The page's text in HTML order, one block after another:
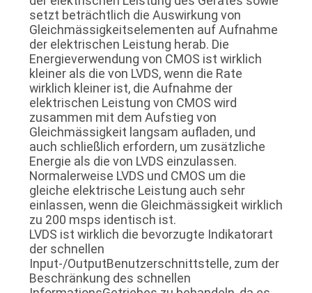
EIN
ANGEBOT
SITEMAP
DATENSCHUTZRICHTLINIE
setzt beträchtlich die Auswirkung von
Gleichmässigkeitselementen auf Aufnahme
der elektrischen Leistung herab. Die
Energieverwendung von CMOS ist wirklich
kleiner als die von LVDS, wenn die Rate
wirklich kleiner ist, die Aufnahme der
elektrischen Leistung von CMOS wird
zusammen mit dem Aufstieg von
Gleichmässigkeit langsam aufladen, und
auch schließlich erfordern, um zusätzliche
Energie als die von LVDS einzulassen.
Normalerweise LVDS und CMOS um die
gleiche elektrische Leistung auch sehr
einlassen, wenn die Gleichmässigkeit wirklich
zu 200 msps identisch ist.
LVDS ist wirklich die bevorzugte Indikatorart
der schnellen
Input-/OutputBenutzerschnittstelle, zum der
Beschränkung des schnellen